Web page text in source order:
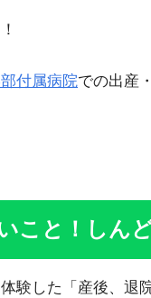
付属病院での出産
こと！しん
験した「産後、退